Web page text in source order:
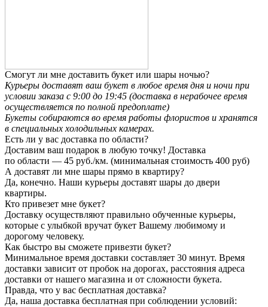
Смогут ли мне доставить букет или шары ночью?
Курьеры доставят ваш букет в любое время дня и ночи при
условии заказа с 9:00 до 19:45 (доставка в нерабочее время
осуществляется по полной предоплате)
Букеты собираются во время работы флористов и хранятся
в специальных холодильных камерах.
Есть ли у вас доставка по области?
Доставим ваш подарок в любую точку! Доставка
по области — 45 руб./км. (минимальная стоимость 400 руб)
А доставят ли мне шары прямо в квартиру?
Да, конечно. Наши курьеры доставят шары до двери
квартиры.
Кто привезет мне букет?
Доставку осуществляют правильно обученные курьеры,
которые с улыбкой вручат букет Вашему любимому и
дорогому человеку.
Как быстро вы сможете привезти букет?
Минимальное время доставки составляет 30 минут. Время
доставки зависит от пробок на дорогах, расстояния адреса
доставки от нашего магазина и от сложности букета.
Правда, что у вас бесплатная доставка?
Да, наша доставка бесплатная при соблюдении условий: